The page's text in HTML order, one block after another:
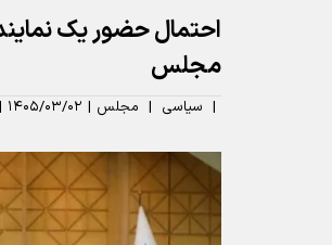
احتمال حضور یک
مجلس
| سیاسی | مجلس | ۱۴۰۵/۰۳/۰۲ |